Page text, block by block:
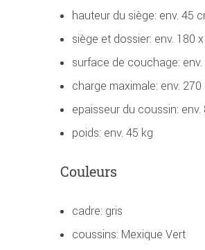
hauteur du siège: env. 45
siège et dossier: env. 180
surface de couchage:
charge maximale: env. 270
epaisseur du coussin: env.
poids: env. 45 kg
Couleurs
cadre: gris
coussins: Mexique Vert